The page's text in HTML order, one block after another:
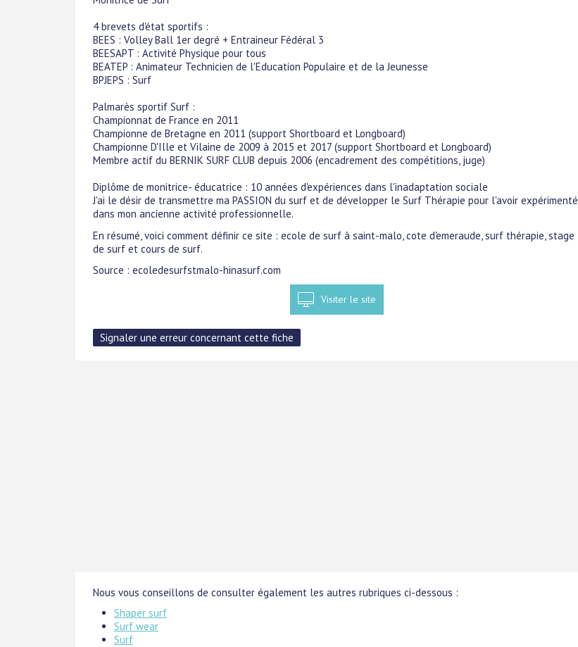
4 brevets d'état sportifs :
BEES : Volley Ball 1er degré + Entraineur Fédéral 3
BEESAPT : Activité Physique pour tous
BEATEP : Animateur Technicien de l'Education Populaire et de la Jeunesse
BPJEPS : Surf
Palmarès sportif Surf :
Championnat de France en 2011
Championne de Bretagne en 2011 (support Shortboard et Longboard)
Championne D'Ille et Vilaine de 2009 à 2015 et 2017 (support Shortboard et Longboard)
Membre actif du BERNIK SURF CLUB depuis 2006 (encadrement des compétitions, juge)
Diplôme de monitrice- éducatrice : 10 années d'expériences dans l'inadaptation sociale
J'ai le désir de transmettre ma PASSION du surf et de développer le Surf Thérapie pour l'avoir expérimenté
dans mon ancienne activité professionnelle.
En résumé, voici comment définir ce site : ecole de surf à saint-malo, cote d'emeraude, surf thérapie, stage
de surf et cours de surf.
Source : ecoledesurfstmalo-hinasurf.com
Visiter le site
Nous vous conseillons de consulter également les autres rubriques ci-dessous :
Shaper surf
Surf wear
Surf